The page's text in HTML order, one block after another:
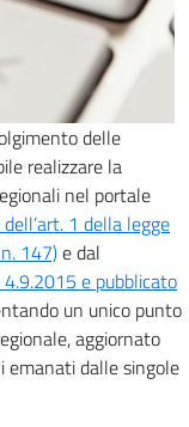
delle
realizzare la
nel portale
1 della legge
147)e dal
e pubblicato
un unico punto
aggiornato
dalle singole